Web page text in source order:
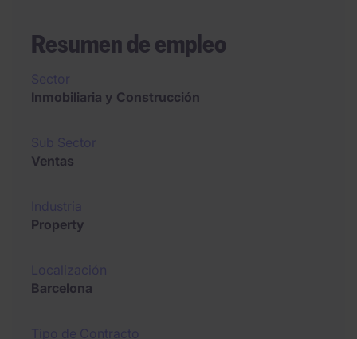
Resumen de empleo
Inmobiliaria y Construcción
Ventas
Property
Barcelona